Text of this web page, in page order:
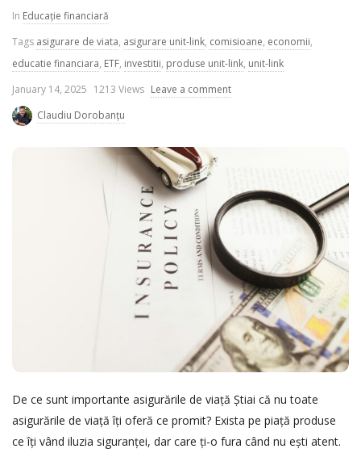
In Educație financiară
Tags asigurare de viata, asigurare unit-link, comisioane, economii,
educatie financiara, ETF, investitii, produse unit-link, unit-link
P
u
January 14, 2025 1213 Views Leave a comment
Claudiu Dorobanțu
De ce sunt importante asigurările de viață Știai că nu toate
asigurările de viață îți oferă ce promit? Exista pe piață produse
ce îți vând iluzia siguranței, dar care ți-o fura când nu ești atent.